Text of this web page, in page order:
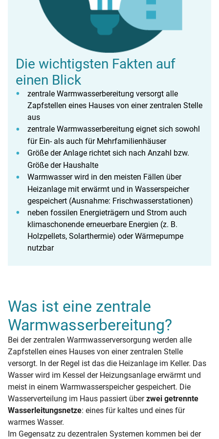
Die wichtigsten Fakten auf
einen Blick
zentrale Warmwasserbereitung versorgt alle
Zapfstellen eines Hauses von einer zentralen Stelle
aus
zentrale Warmwasserbereitung eignet sich sowohl
für Ein- als auch für Mehrfamilienhäuser
Größe der Anlage richtet sich nach Anzahl bzw.
Größe der Haushalte
Warmwasser wird in den meisten Fällen über
Heizanlage mit erwärmt und in Wasserspeicher
gespeichert (Ausnahme: Frischwasserstationen)
neben fossilen Energieträgern und Strom auch
klimaschonende erneuerbare Energien (z. B.
Holzpellets, Solarthermie) oder Wärmepumpe
nutzbar
Was ist eine zentrale
Warmwasserbereitung?
Bei der zentralen Warmwasserversorgung werden alle
Zapfstellen eines Hauses von einer zentralen Stelle
versorgt. In der Regel ist das die Heizanlage im Keller. Das
Wasser wird im Kessel der Heizungsanlage erwärmt und
meist in einem Warmwasserspeicher gespeichert. Die
Wasserverteilung im Haus passiert überzwei getrennte
Wasserleitungsnetze: eines für kaltes und eines für
warmes Wasser.
Im Gegensatz zu dezentralen Systemen kommen bei der